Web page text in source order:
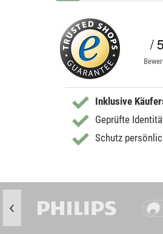
/
Inklusive
Geprüfte
Schutz